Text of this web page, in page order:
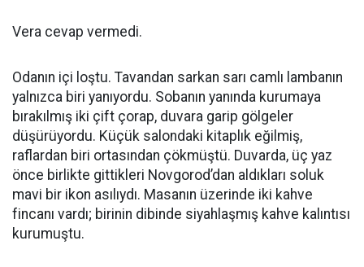
Vera cevap vermedi.
Odanın içi loştu. Tavandan sarkan sarı camlı lambanın
yalnızca biri yanıyordu. Sobanın yanında kurumaya
bırakılmış iki çift çorap, duvara garip gölgeler
düşürüyordu. Küçük salondaki kitaplık eğilmiş,
raflardan biri ortasından çökmüştü. Duvarda, üç yaz
önce birlikte gittikleri Novgorod’dan aldıkları soluk
mavi bir ikon asılıydı. Masanın üzerinde iki kahve
fincanı vardı; birinin dibinde siyahlaşmış kahve kalıntısı
kurumuştu.